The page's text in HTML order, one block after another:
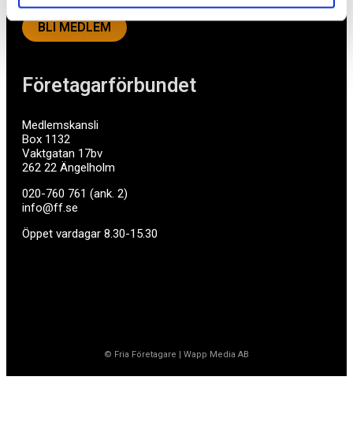
Företagarförbundet
Medlemskansli
Box 1132
Vaktgatan 17bv
262 22 Ängelholm
020-760 761 (ank. 2)
info@ff.se
Öppet vardagar 8.30-15.30
BLI MEDLEM
© Fria Företagare Wapp Media AB